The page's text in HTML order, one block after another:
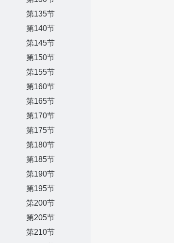
第135节
第140节
第145节
第150节
第155节
第160节
第165节
第170节
第175节
第180节
第185节
第190节
第195节
第200节
第205节
第210节